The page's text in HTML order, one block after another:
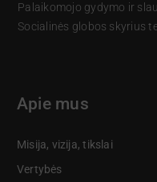
Palaikomojo gydymo ir
Socialinės globos skyrius
Apie mus
Misija, vizija, tikslai
Vertybės